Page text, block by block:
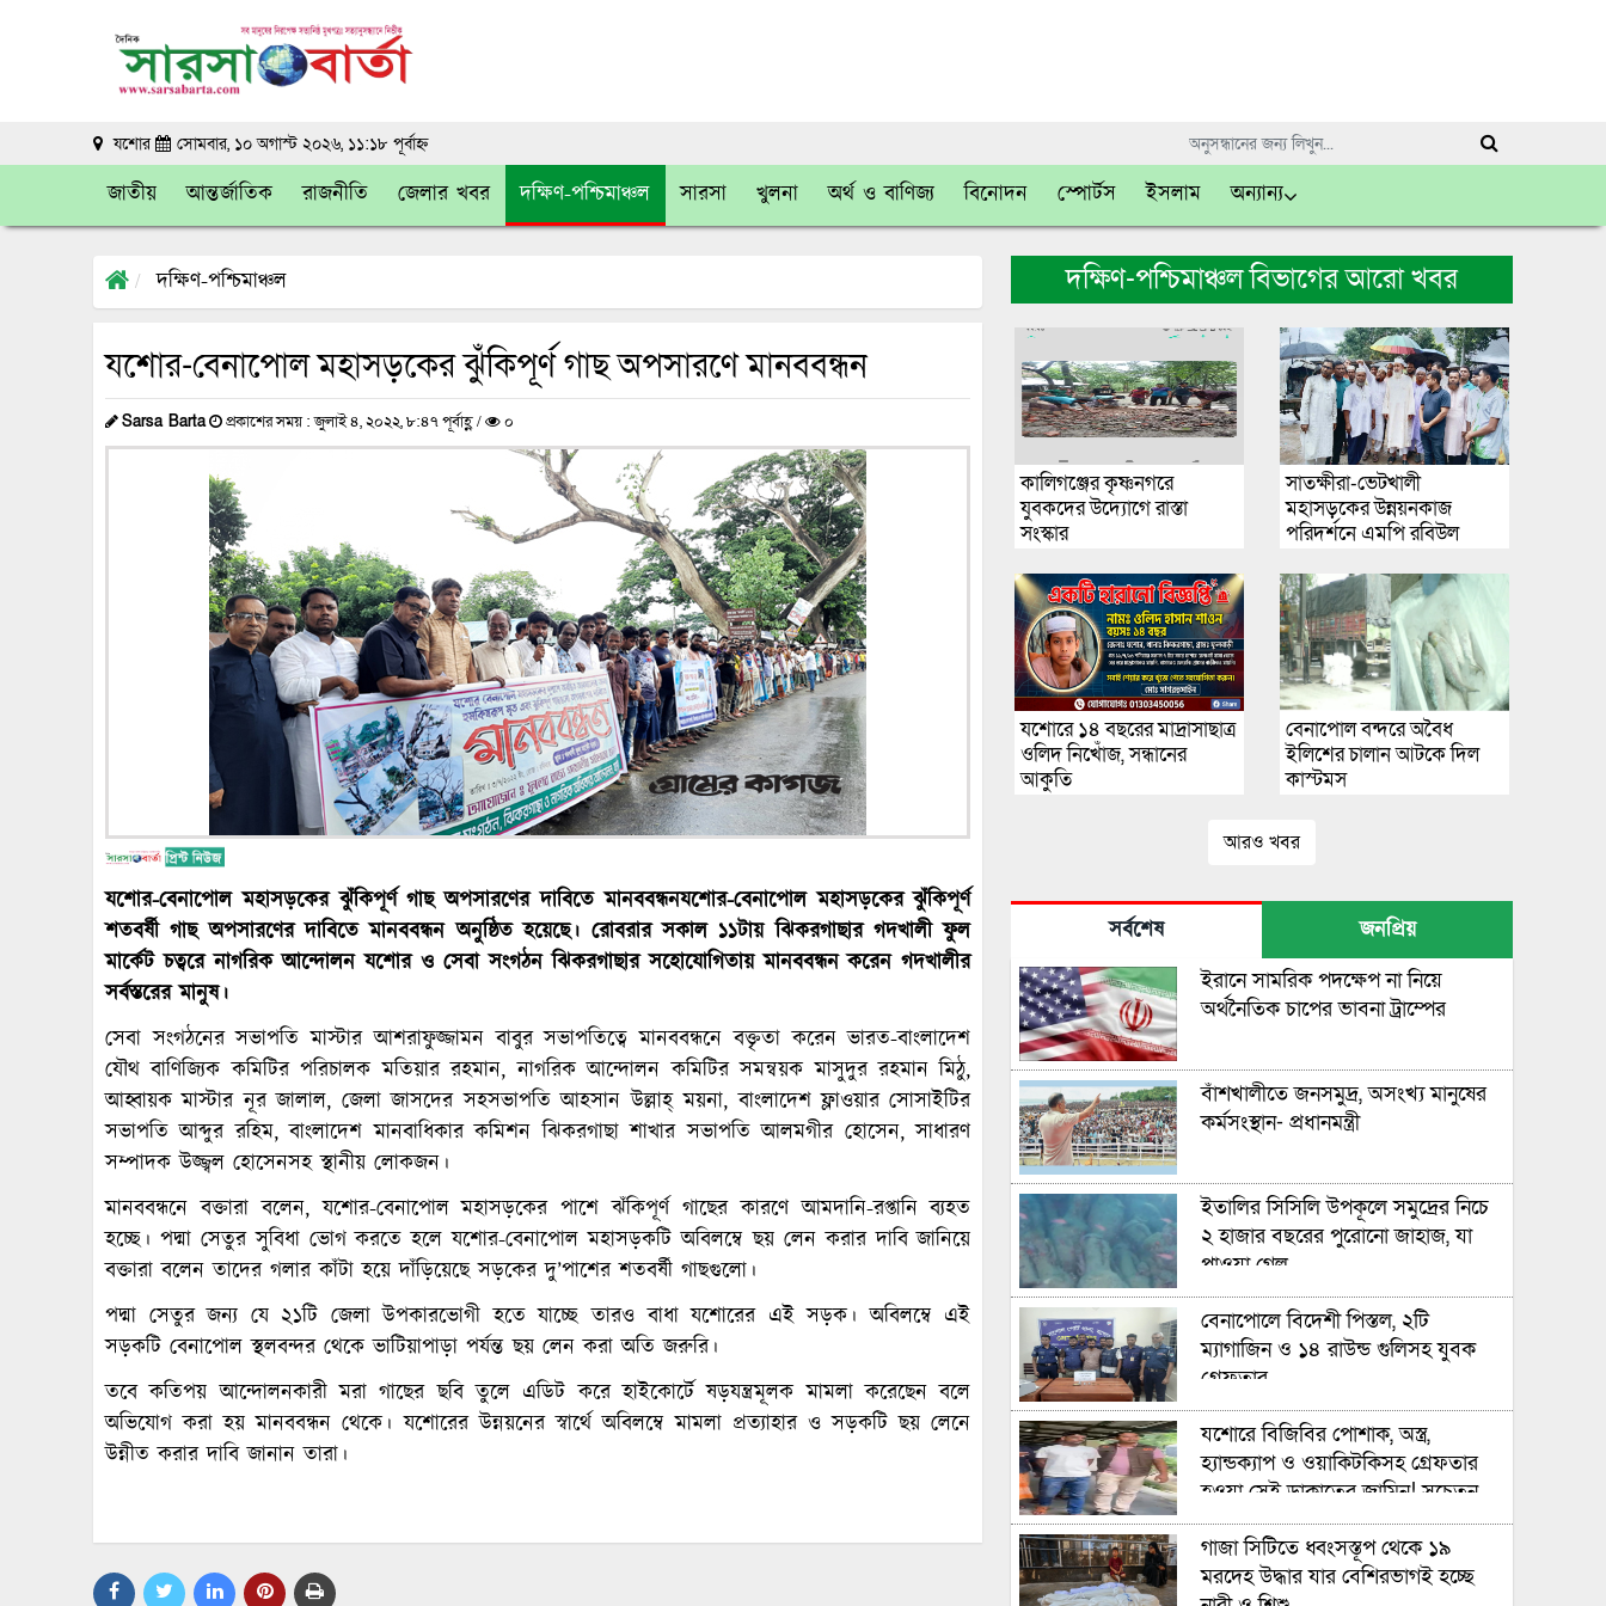
যশোর সোমবার, ১০ অগাস্ট ২০২৬, ১১:১৮ পূর্বাহ্ন
জাতীয় আন্তর্জাতিক রাজনীতি জেলার খবর দক্ষিণ-পশ্চিমাঞ্চল সারসা খুলনা অর্থ ও বাণিজ্য বিনোদন স্পোর্টস ইসলাম অন্যান্য
দক্ষিণ-পশ্চিমাঞ্চল
যশোর-বেনাপোল মহাসড়কের ঝুঁকিপূর্ণ গাছ অপসারণে মানববন্ধন
Sarsa Barta প্রকাশের সময় : জুলাই ৪, ২০২২, ৮:৪৭ পূর্বাহ্ণ / ০
যশোর-বেনাপোল মহাসড়কের ঝুঁকিপূর্ণ গাছ অপসারণের দাবিতে মানববন্ধনযশোর-বেনাপোল মহাসড়কের ঝুঁকিপূর্ণ
শতবর্ষী গাছ অপসারণের দাবিতে মানববন্ধন অনুষ্ঠিত হয়েছে। রোবরার সকাল ১১টায় ঝিকরগাছার গদখালী ফুল
মার্কেট চত্বরে নাগরিক আন্দোলন যশোর ও সেবা সংগঠন ঝিকরগাছার সহোযোগিতায় মানববন্ধন করেন গদখালীর
সর্বস্তরের মানুষ।
সেবা সংগঠনের সভাপতি মাস্টার আশরাফুজ্জামন বাবুর সভাপতিত্বে মানববন্ধনে বক্তৃতা করেন ভারত-বাংলাদেশ
যৌথ বাণিজ্যিক কমিটির পরিচালক মতিয়ার রহমান, নাগরিক আন্দোলন কমিটির সমন্বয়ক মাসুদুর রহমান মিঠু,
আহ্বায়ক মাস্টার নূর জালাল, জেলা জাসদের সহসভাপতি আহসান উল্লাহ্ ময়না, বাংলাদেশ ফ্লাওয়ার সোসাইটির
সভাপতি আব্দুর রহিম, বাংলাদেশ মানবাধিকার কমিশন ঝিকরগাছা শাখার সভাপতি আলমগীর হোসেন, সাধারণ
সম্পাদক উজ্জ্বল হোসেনসহ স্থানীয় লোকজন।
মানববন্ধনে বক্তারা বলেন, যশোর-বেনাপোল মহাসড়কের পাশে ঝঁকিপূর্ণ গাছের কারণে আমদানি-রপ্তানি ব্যহত
হচ্ছে। পদ্মা সেতুর সুবিধা ভোগ করতে হলে যশোর-বেনাপোল মহাসড়কটি অবিলম্বে ছয় লেন করার দাবি জানিয়ে
বক্তারা বলেন তাদের গলার কাঁটা হয়ে দাঁড়িয়েছে সড়কের দু’পাশের শতবর্ষী গাছগুলো।
পদ্মা সেতুর জন্য যে ২১টি জেলা উপকারভোগী হতে যাচ্ছে তারও বাধা যশোরের এই সড়ক। অবিলম্বে এই
সড়কটি বেনাপোল স্থলবন্দর থেকে ভাটিয়াপাড়া পর্যন্ত ছয় লেন করা অতি জরুরি।
তবে কতিপয় আন্দোলনকারী মরা গাছের ছবি তুলে এডিট করে হাইকোর্টে ষড়যন্ত্রমূলক মামলা করেছেন বলে
অভিযোগ করা হয় মানববন্ধন থেকে। যশোরের উন্নয়নের স্বার্থে অবিলম্বে মামলা প্রত্যাহার ও সড়কটি ছয় লেনে
উন্নীত করার দাবি জানান তারা।
দক্ষিণ-পশ্চিমাঞ্চল বিভাগের আরো খবর
কালিগঞ্জের কৃষ্ণনগরে
যুবকদের উদ্যোগে রাস্তা
সংস্কার
সাতক্ষীরা-ভেটখালী
মহাসড়কের উন্নয়নকাজ
পরিদর্শনে এমপি রবিউল
যশোরে ১৪ বছরের মাদ্রাসাছাত্র
ওলিদ নিখোঁজ, সন্ধানের
আকুতি
বেনাপোল বন্দরে অবৈধ
ইলিশের চালান আটকে দিল
কাস্টমস
আরও খবর
সর্বশেষ জনপ্রিয়
ইরানে সামরিক পদক্ষেপ না নিয়ে
অর্থনৈতিক চাপের ভাবনা ট্রাম্পের
বাঁশখালীতে জনসমুদ্র, অসংখ্য মানুষের
কর্মসংস্থান- প্রধানমন্ত্রী
ইতালির সিসিলি উপকূলে সমুদ্রের নিচে
২ হাজার বছরের পুরোনো জাহাজ, যা
পাওয়া গেল
বেনাপোলে বিদেশী পিস্তল, ২টি
ম্যাগাজিন ও ১৪ রাউন্ড গুলিসহ যুবক
গ্রেফতার
যশোরে বিজিবির পোশাক, অস্ত্র,
হ্যান্ডক্যাপ ও ওয়াকিটকিসহ গ্রেফতার
হওয়া সেই ডাকাতের জামিন! সচেতন
মহলের ধিক্কার!
গাজা সিটিতে ধ্বংসস্তূপ থেকে ১৯
মরদেহ উদ্ধার যার বেশিরভাগই হচ্ছে